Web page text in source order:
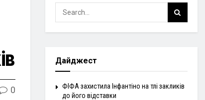
0
Дайджест
ФІФА захистила Інфантіно на тлі закликів
до його відставки